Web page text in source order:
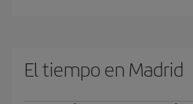
El tiempo en Madrid